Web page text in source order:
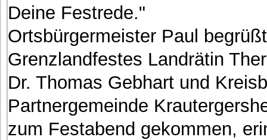
Deine Festrede."
Ortsbürgermeister Paul
Grenzlandfestes Landrätin
Dr. Thomas Gebhart und
Partnergemeinde
zum Festabend gekommen,